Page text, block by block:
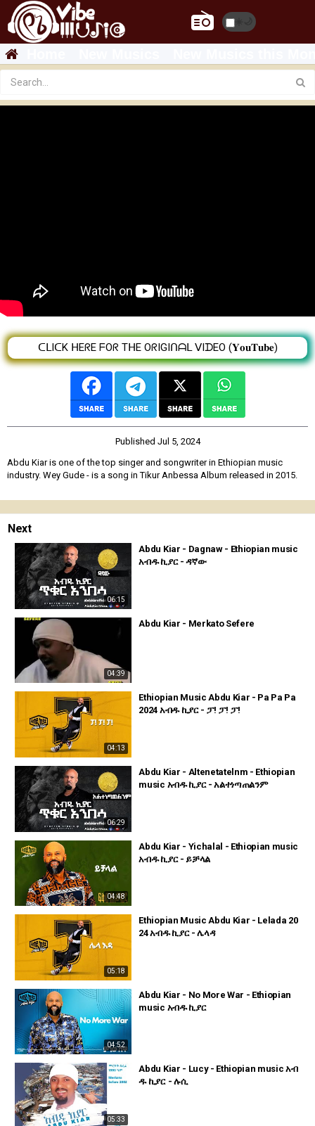
Abdu Kiar - Wey Gude
ᑕᒪIᑕK ᕼEᖇE ᖴOᖇ TᕼE OᖇIGIᑎᗩᒪ ᐯIᗪEO (𝐘𝐨𝐮𝐓𝐮𝐛𝐞)
Published Jul 5, 2024
Abdu Kiar is one of the top singer and songwriter in Ethiopian music
industry. Wey Gude - is a song in Tikur Anbessa Album released in 2015.
Next
06:15
Abdu Kiar - Dagnaw - Ethiopian music
አብዱ ኪያር - ዳኛው
04:39
Abdu Kiar - Merkato Sefere
04:13
Ethiopian Music Abdu Kiar - Pa Pa Pa
2024 አብዱ ኪያር - ፓ! ፓ! ፓ!
06:29
Abdu Kiar - Altenetatelnm - Ethiopian
music አብዱ ኪያር - አልተነጣጠልንም
04:48
Abdu Kiar - Yichalal - Ethiopian music
አብዱ ኪያር - ይቻላል
05:18
Ethiopian Music Abdu Kiar - Lelada 20
24 አብዱ ኪያር - ሌላዳ
04:52
Abdu Kiar - No More War - Ethiopian
music አብዱ ኪያር
05:33
Abdu Kiar - Lucy - Ethiopian music አብ
ዱ ኪያር - ሉሲ